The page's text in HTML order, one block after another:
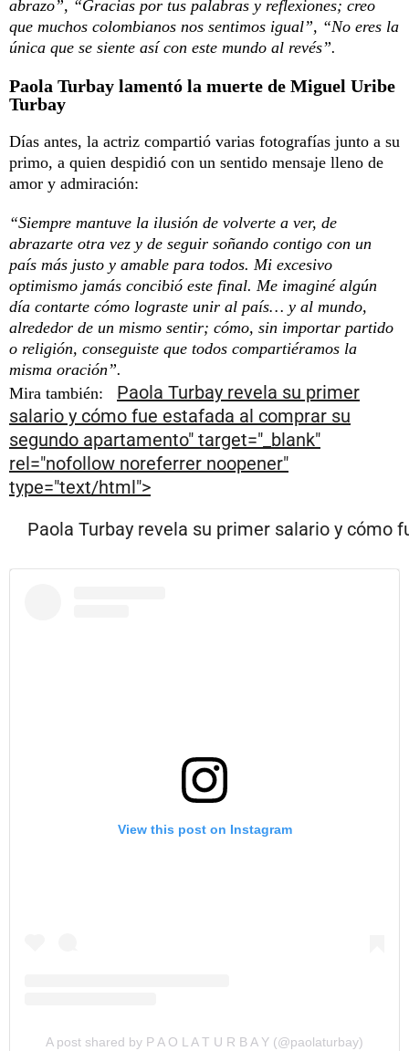
abrazo”, “Gracias por tus palabras y reflexiones; creo
que muchos colombianos nos sentimos igual”, “No eres la
única que se siente así con este mundo al revés”.
Paola Turbay lamentó la muerte de Miguel Uribe
Turbay
Días antes, la actriz compartió varias fotografías junto a su
primo, a quien despidió con un sentido mensaje lleno de
amor y admiración:
“Siempre mantuve la ilusión de volverte a ver, de
abrazarte otra vez y de seguir soñando contigo con un
país más justo y amable para todos. Mi excesivo
optimismo jamás concibió este final. Me imaginé algún
día contarte cómo lograste unir al país… y al mundo,
alrededor de un mismo sentir; cómo, sin importar partido
o religión, conseguiste que todos compartiéramos la
misma oración”.
Mira también:
Paola Turbay revela su primer
salario y cómo fue estafada al comprar su
segundo apartamento" target="_blank"
rel="nofollow noreferrer noopener"
type="text/html">
Paola Turbay revela su primer salario y cómo
View this post on Instagram
A post shared by P A O L A T U R B A Y (@paolaturbay)